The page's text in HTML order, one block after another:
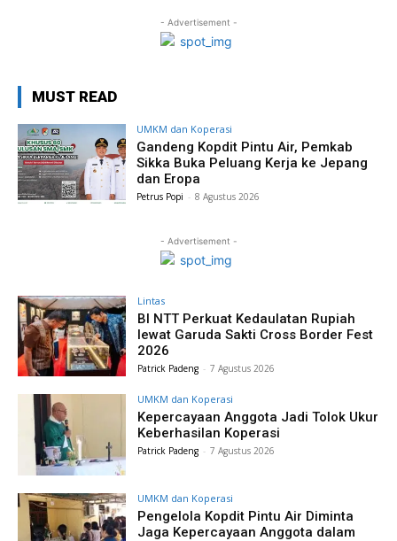
- Advertisement -
MUST READ
UMKM dan Koperasi
Gandeng Kopdit Pintu Air, Pemkab
Sikka Buka Peluang Kerja ke Jepang
dan Eropa
Petrus Popi - 8 Agustus 2026
- Advertisement -
Lintas
BI NTT Perkuat Kedaulatan Rupiah
lewat Garuda Sakti Cross Border Fest
2026
Patrick Padeng - 7 Agustus 2026
UMKM dan Koperasi
Kepercayaan Anggota Jadi Tolok Ukur
Keberhasilan Koperasi
Patrick Padeng - 7 Agustus 2026
UMKM dan Koperasi
Pengelola Kopdit Pintu Air Diminta
Jaga Kepercayaan Anggota dalam